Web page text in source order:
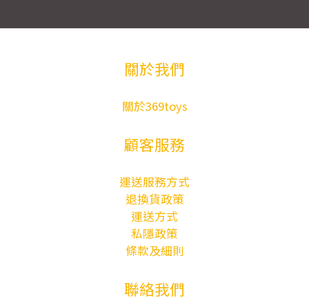
關於我們
關於369toys
顧客服務
運送服務方式
退換貨政策
運送方式
私隱政策
條款及細則
聯絡我們